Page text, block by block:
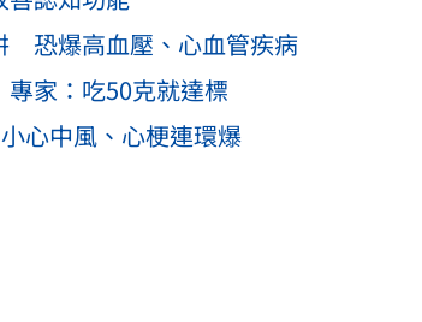
恐爆高血壓、心血管疾病
家：吃50克就達標
心中風、心梗連環爆